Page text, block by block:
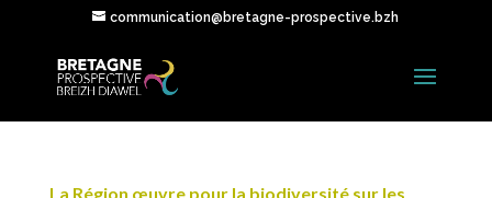
communication@bretagne-prospective.bzh
La Région œuvre pour la biodiversité sur les